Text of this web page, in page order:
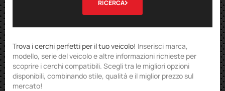
RICERCA
Trova i cerchi perfetti per il tuo veicolo! Inserisci marca,
modello, serie del veicolo e altre informazioni richieste per
scoprire i cerchi compatibili. Scegli tra le migliori opzioni
disponibili, combinando stile, qualità e il miglior prezzo sul
mercato!